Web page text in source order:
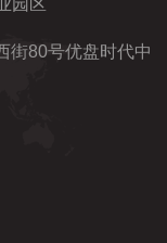
街80号优盘时代中